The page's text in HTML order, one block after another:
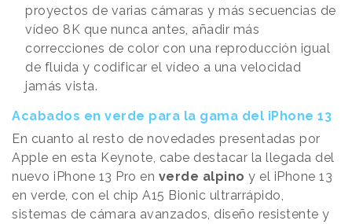
proyectos de varias cámaras y más secuencias de
vídeo 8K que nunca antes, añadir más
correcciones de color con una reproducción igual
de fluida y codificar el vídeo a una velocidad
jamás vista.
Acabados en verde para la gama del iPhone 13
En cuanto al resto de novedades presentadas por
Apple en esta Keynote, cabe destacar la llegada del
nuevo iPhone 13 Pro en verde alpino y el iPhone 13
en verde, con el chip A15 Bionic ultrarrápido,
sistemas de cámara avanzados, diseño resistente y